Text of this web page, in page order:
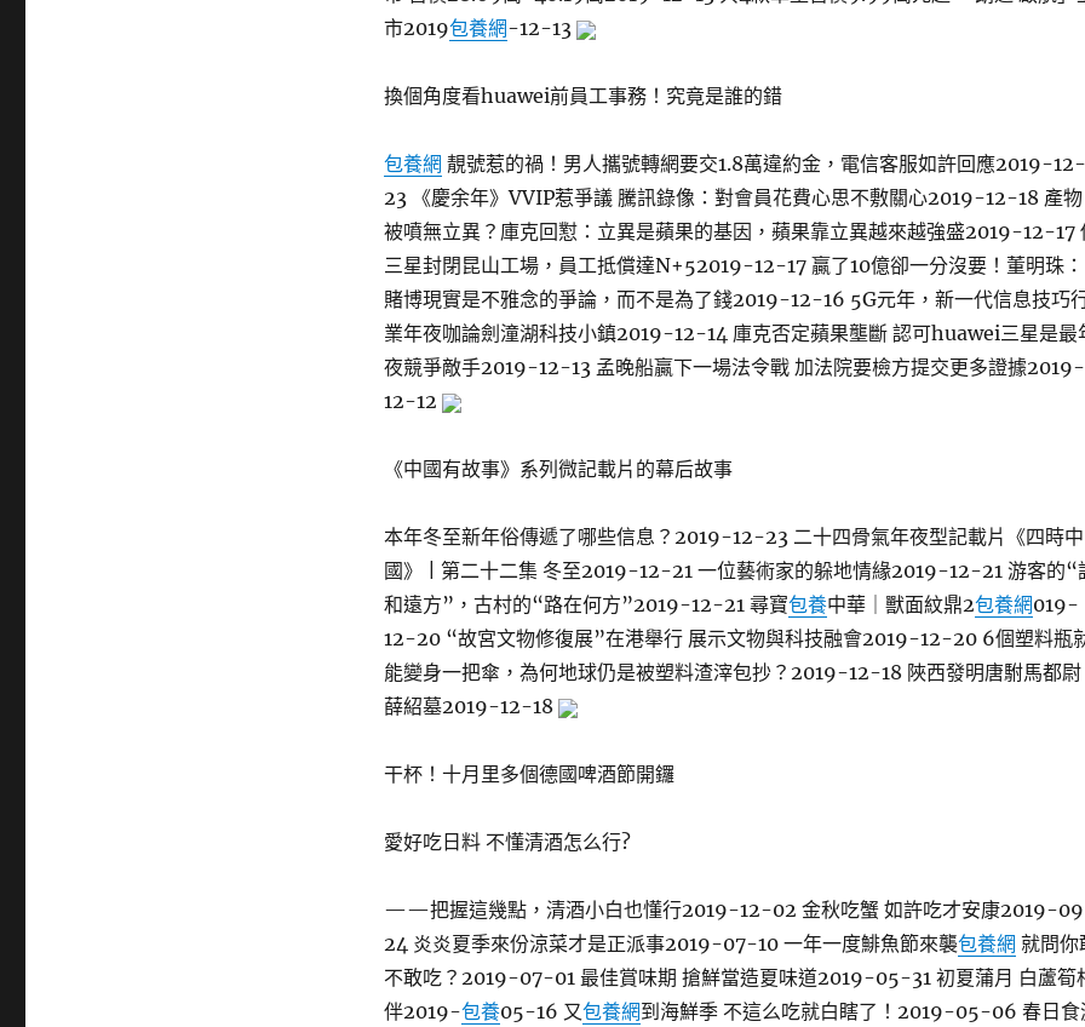
市2019包養網-12-13
換個角度看huawei前員工事務！究竟是誰的錯
包養網 靚號惹的禍！男人攜號轉網要交1.8萬違約金，電信客服如許回應2019-12-
23 《慶余年》VVIP惹爭議 騰訊錄像：對會員花費心思不敷關心2019-12-18 產物
被噴無立異？庫克回懟：立異是蘋果的基因，蘋果靠立異越來越強盛2019-12-17
三星封閉昆山工場，員工抵償達N+52019-12-17 贏了10億卻一分沒要！董明珠：
賭博現實是不雅念的爭論，而不是為了錢2019-12-16 5G元年，新一代信息技巧
業年夜咖論劍潼湖科技小鎮2019-12-14 庫克否定蘋果壟斷 認可huawei三星是最
夜競爭敵手2019-12-13 孟晚船贏下一場法令戰 加法院要檢方提交更多證據2019-
12-12
《中國有故事》系列微記載片的幕后故事
本年冬至新年俗傳遞了哪些信息？2019-12-23 二十四骨氣年夜型記載片《四時中
國》 | 第二十二集 冬至2019-12-21 一位藝術家的躲地情緣2019-12-21 游客的“
和遠方”，古村的“路在何方”2019-12-21 尋寶包養中華｜獸面紋鼎2包養網019-
12-20 “故宮文物修復展”在港舉行 展示文物與科技融會2019-12-20 6個塑料瓶
能變身一把傘，為何地球仍是被塑料渣滓包抄？2019-12-18 陜西發明唐駙馬都尉
薛紹墓2019-12-18
干杯！十月里多個德國啤酒節開鑼
愛好吃日料 不懂清酒怎么行?
——把握這幾點，清酒小白也懂行2019-12-02 金秋吃蟹 如許吃才安康2019-
24 炎炎夏季來份涼菜才是正派事2019-07-10 一年一度鯡魚節來襲包養網 就問你
不敢吃？2019-07-01 最佳賞味期 搶鮮當造夏味道2019-05-31 初夏蒲月 白蘆筍
伴2019-包養05-16 又包養網到海鮮季 不這么吃就白瞎了！2019-05-06 春日食